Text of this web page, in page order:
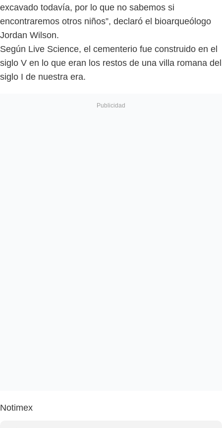
excavado todavía, por lo que no sabemos si
encontraremos otros niños”, declaró el bioarqueólogo
Jordan Wilson.
Según Live Science, el cementerio fue construido en el
siglo V en lo que eran los restos de una villa romana del
siglo I de nuestra era.
Notimex